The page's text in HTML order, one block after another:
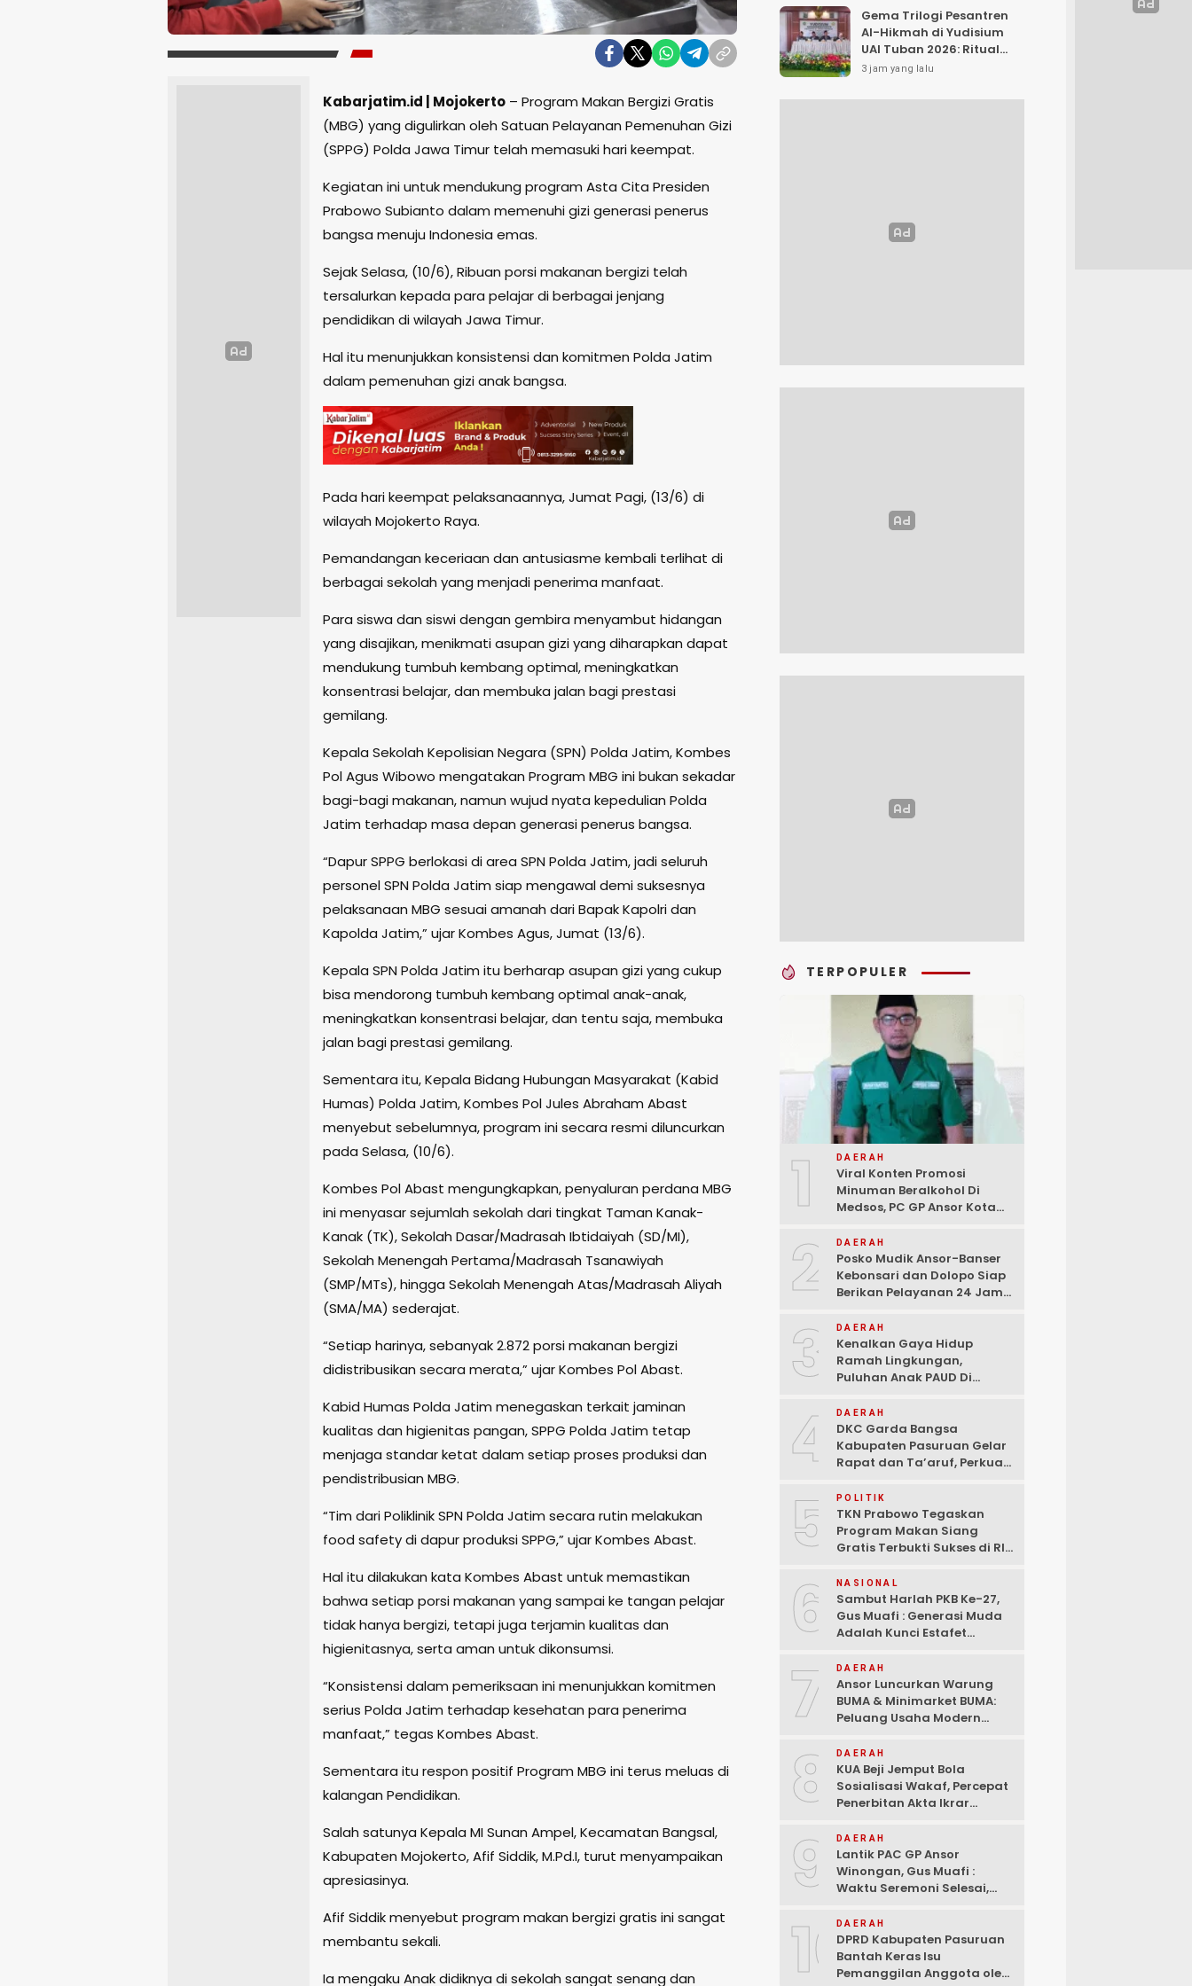
Kabarjatim.id | Mojokerto – Program Makan Bergizi Gratis
(MBG) yang digulirkan oleh Satuan Pelayanan Pemenuhan Gizi
(SPPG) Polda Jawa Timur telah memasuki hari keempat.
Kegiatan ini untuk mendukung program Asta Cita Presiden
Prabowo Subianto dalam memenuhi gizi generasi penerus
bangsa menuju Indonesia emas.
Sejak Selasa, (10/6), Ribuan porsi makanan bergizi telah
tersalurkan kepada para pelajar di berbagai jenjang
pendidikan di wilayah Jawa Timur.
Hal itu menunjukkan konsistensi dan komitmen Polda Jatim
dalam pemenuhan gizi anak bangsa.
Pada hari keempat pelaksanaannya, Jumat Pagi, (13/6) di
wilayah Mojokerto Raya.
Pemandangan keceriaan dan antusiasme kembali terlihat di
berbagai sekolah yang menjadi penerima manfaat.
Para siswa dan siswi dengan gembira menyambut hidangan
yang disajikan, menikmati asupan gizi yang diharapkan dapat
mendukung tumbuh kembang optimal, meningkatkan
konsentrasi belajar, dan membuka jalan bagi prestasi
gemilang.
Kepala Sekolah Kepolisian Negara (SPN) Polda Jatim, Kombes
Pol Agus Wibowo mengatakan Program MBG ini bukan sekadar
bagi-bagi makanan, namun wujud nyata kepedulian Polda
Jatim terhadap masa depan generasi penerus bangsa.
“Dapur SPPG berlokasi di area SPN Polda Jatim, jadi seluruh
personel SPN Polda Jatim siap mengawal demi suksesnya
pelaksanaan MBG sesuai amanah dari Bapak Kapolri dan
Kapolda Jatim,” ujar Kombes Agus, Jumat (13/6).
Kepala SPN Polda Jatim itu berharap asupan gizi yang cukup
bisa mendorong tumbuh kembang optimal anak-anak,
meningkatkan konsentrasi belajar, dan tentu saja, membuka
jalan bagi prestasi gemilang.
Sementara itu, Kepala Bidang Hubungan Masyarakat (Kabid
Humas) Polda Jatim, Kombes Pol Jules Abraham Abast
menyebut sebelumnya, program ini secara resmi diluncurkan
pada Selasa, (10/6).
Kombes Pol Abast mengungkapkan, penyaluran perdana MBG
ini menyasar sejumlah sekolah dari tingkat Taman Kanak-
Kanak (TK), Sekolah Dasar/Madrasah Ibtidaiyah (SD/MI),
Sekolah Menengah Pertama/Madrasah Tsanawiyah
(SMP/MTs), hingga Sekolah Menengah Atas/Madrasah Aliyah
(SMA/MA) sederajat.
“Setiap harinya, sebanyak 2.872 porsi makanan bergizi
didistribusikan secara merata,” ujar Kombes Pol Abast.
Kabid Humas Polda Jatim menegaskan terkait jaminan
kualitas dan higienitas pangan, SPPG Polda Jatim tetap
menjaga standar ketat dalam setiap proses produksi dan
pendistribusian MBG.
“Tim dari Poliklinik SPN Polda Jatim secara rutin melakukan
food safety di dapur produksi SPPG,” ujar Kombes Abast.
Hal itu dilakukan kata Kombes Abast untuk memastikan
bahwa setiap porsi makanan yang sampai ke tangan pelajar
tidak hanya bergizi, tetapi juga terjamin kualitas dan
higienitasnya, serta aman untuk dikonsumsi.
“Konsistensi dalam pemeriksaan ini menunjukkan komitmen
serius Polda Jatim terhadap kesehatan para penerima
manfaat,” tegas Kombes Abast.
Sementara itu respon positif Program MBG ini terus meluas di
kalangan Pendidikan.
Salah satunya Kepala MI Sunan Ampel, Kecamatan Bangsal,
Kabupaten Mojokerto, Afif Siddik, M.Pd.I, turut menyampaikan
apresiasinya.
Afif Siddik menyebut program makan bergizi gratis ini sangat
membantu sekali.
Ia mengaku Anak didiknya di sekolah sangat senang dan
Gema Trilogi Pesantren
Al-Hikmah di Yudisium
UAI Tuban 2026: Ritual
Pelepasan Lulusan yang
NA”
3 jam yang lalu
TERPOPULER
1 DAERAH
Viral Konten Promosi
Minuman Beralkohol Di
Medsos, PC GP Ansor Kota
Kota Dan Aparat Bertindak
Tegas!
2 DAERAH
Posko Mudik Ansor-Banser
Kebonsari dan Dolopo Siap
Berikan Pelayanan 24 Jam
3 DAERAH
Kenalkan Gaya Hidup
Ramah Lingkungan,
Puluhan Anak PAUD Di
Sampah
4 DAERAH
DKC Garda Bangsa
Kabupaten Pasuruan Gelar
Rapat dan Ta’aruf, Perkuat
Teknologi Dan Ekonomi
Kreatif
5 POLITIK
TKN Prabowo Tegaskan
Program Makan Siang
Gratis Terbukti Sukses di RI-
6 NASIONAL
Sambut Harlah PKB Ke-27,
Gus Muafi : Generasi Muda
Adalah Kunci Estafet
Kebangkitan
7 DAERAH
Ansor Luncurkan Warung
BUMA & Minimarket BUMA:
Peluang Usaha Modern
dan Bank Mandiri
8 DAERAH
KUA Beji Jemput Bola
Sosialisasi Wakaf, Percepat
Penerbitan Akta Ikrar
9 DAERAH
Lantik PAC GP Ansor
Winongan, Gus Muafi :
Waktu Seremoni Selesai,
10DAERAH
DPRD Kabupaten Pasuruan
Bantah Keras Isu
Pemanggilan Anggota oleh